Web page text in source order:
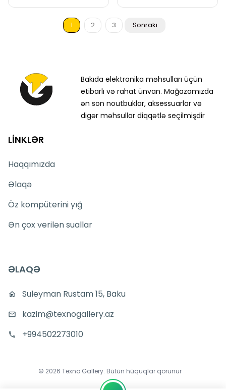
1 2 3 Sonrakı
Bakıda elektronika məhsulları üçün
etibarlı və rahat ünvan. Mağazamızda
ən son noutbuklar, aksessuarlar və
digər məhsullar diqqətlə seçilmişdir
LİNKLƏR
Haqqımızda
Əlaqə
Öz kompüterini yığ
Ən çox verilən suallar
ƏLAQƏ
Suleyman Rustam 15, Baku
kazim@texnogallery.az
+994502273010
© 2026 Texno Gallery. Bütün hüquqlar qorunur